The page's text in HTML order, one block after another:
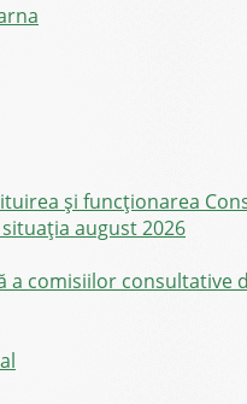
şi funcţionarea
august 2026
a comisiilor consultative